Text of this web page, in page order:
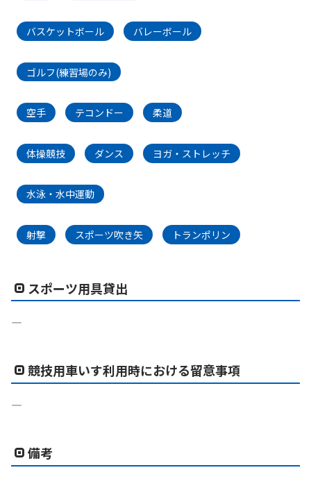
バスケットボール バレーボール
ゴルフ(練習場のみ)
空手 テコンドー 柔道
体操競技 ダンス ヨガ・ストレッチ
水泳・水中運動
射撃 スポーツ吹き矢 トランポリン
スポーツ用具貸出
―
競技用車いす利用時における留意事項
―
備考